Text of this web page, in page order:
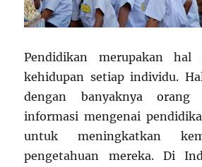
Pendidikan merupakan hal
kehidupan setiap individu.
dengan banyaknya orang
informasi mengenai
untuk meningkatkan
pengetahuan mereka. Di